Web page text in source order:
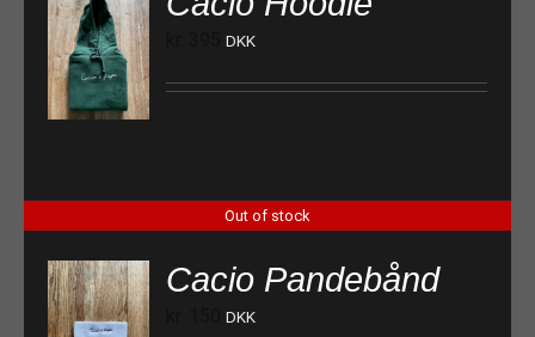
DKK
Out of stock
Cacio Pandebånd
DKK